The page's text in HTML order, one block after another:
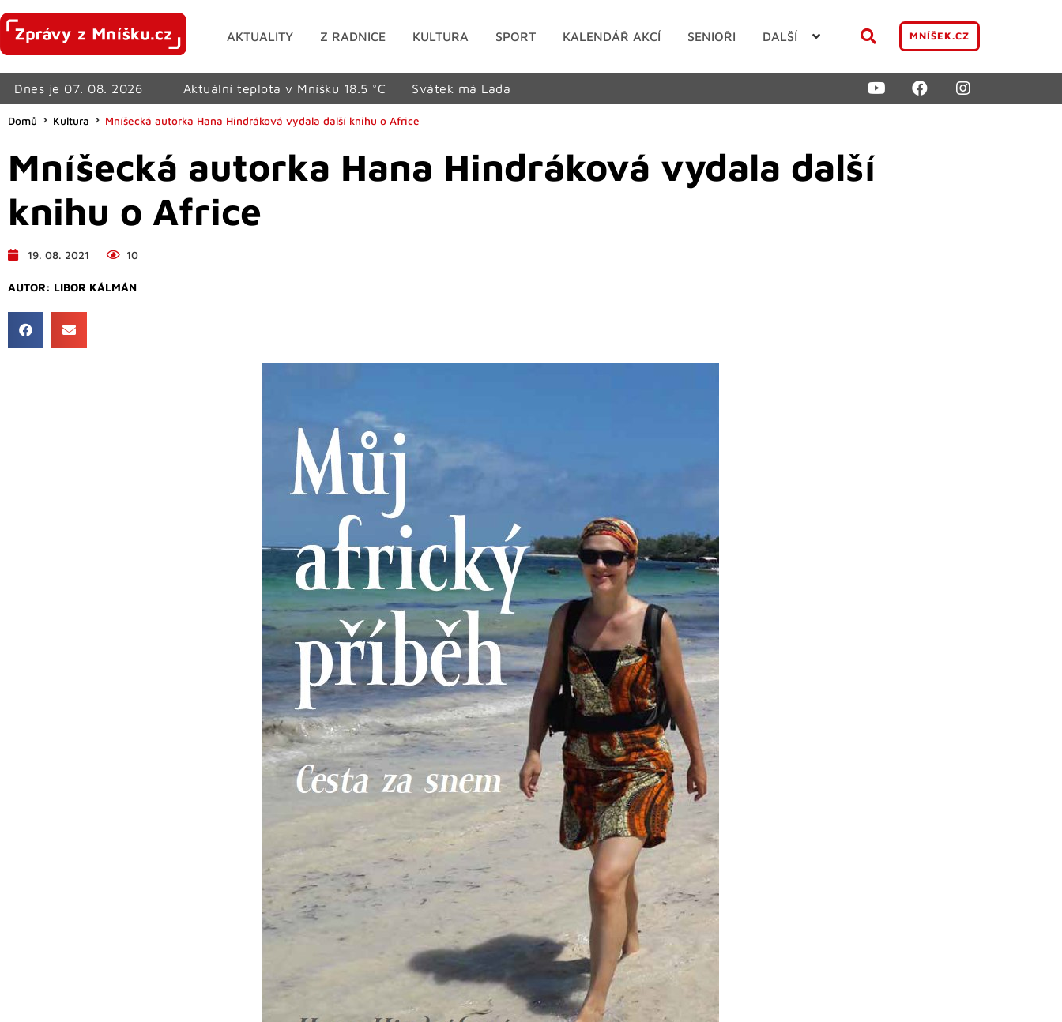
AKTUALITY Z RADNICE KULTURA SPORT KALENDÁŘ AKCÍ SENIOŘI DALŠÍ MNÍŠEK.CZ
Dnes je 07. 08. 2026 Aktuální teplota v Mníšku 18.5 °C Svátek má Lada
Domů Kultura Mníšecká autorka Hana Hindráková vydala další knihu o Africe
Mníšecká autorka Hana Hindráková vydala další
knihu o Africe
19. 08. 2021 10
AUTOR: LIBOR KÁLMÁN